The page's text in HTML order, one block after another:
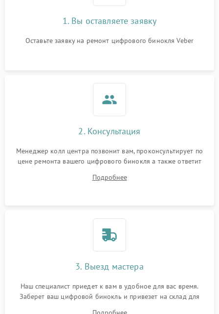
1. Вы оставляете заявку
Оставьте заявку на ремонт цифрового бинокля Veber
2. Консультация
Менеджер колл центра позвонит вам, проконсультирует по
цене ремонта вашего цифрового бинокля а также ответит
Подробнее
3. Выезд мастера
Наш специалист приедет к вам в удобное для вас время.
Заберет ваш цифровой бинокль и привезет на склад для